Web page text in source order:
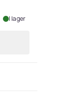
I lager
26 - SPEL